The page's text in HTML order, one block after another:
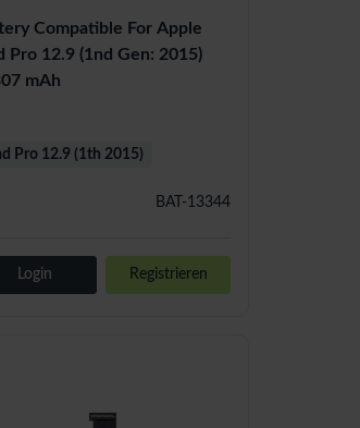
Compatible For Apple
Pro 12.9 (1nd Gen: 2015)
mAh
BAT-13344
Pro 12.9 (1th 2015)
Login Registrieren